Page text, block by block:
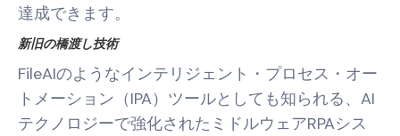
達成できます。
新旧の橋渡し技術
FileAIのようなインテリジェント・プロセス・オー
トメーション（IPA）ツールとしても知られる、AI
テクノロジーで強化されたミドルウェアRPAシス